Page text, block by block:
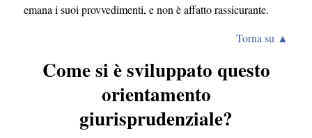
emana i suoi provvedimenti, e non è affatto rassicurante.
Torna su ▲
Come si è sviluppato questo
orientamento
giurisprudenziale?